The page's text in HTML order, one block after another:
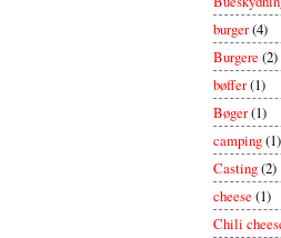
burger(4)
Burgere(2)
bøffer(1)
Bøger(1)
camping(1)
Casting(2)
cheese(1)
Chili